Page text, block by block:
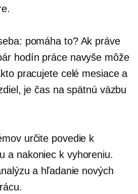
pomáha to? Ak práve
hodín práce navyše môže
pracujete celé mesiace a
je čas na spätnú väzbu
určite povedie k
a nakoniec k vyhoreniu.
a hľadanie nových